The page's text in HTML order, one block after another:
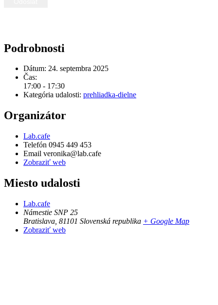
Podrobnosti
Dátum: 24. septembra 2025
Čas:
17:00 - 17:30
Kategória udalosti: prehliadka-dielne
Organizátor
Lab.cafe
Telefón 0945 449 453
Email veronika@lab.cafe
Zobraziť web
Miesto udalosti
Lab.cafe
Námestie SNP 25
Bratislava 81101 Slovenská republika + Google Map
Zobraziť web